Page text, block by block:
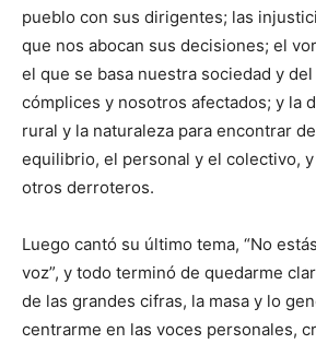
pueblo con sus dirigentes; las
que nos abocan sus decisiones; el
el que se basa nuestra sociedad y
cómplices y nosotros afectados; y la
rural y la naturaleza para encontrar
equilibrio, el personal y el colectivo,
otros derroteros.
Luego cantó su último tema, “No
voz”, y todo terminó de quedarme
de las grandes cifras, la masa y lo
centrarme en las voces personales,